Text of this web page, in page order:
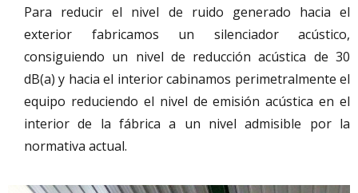
Para reducir el nivel de ruido generado hacia el
exterior fabricamos un silenciador acústico,
consiguiendo un nivel de reducción acústica de 30
dB(a) y hacia el interior cabinamos perimetralmente el
equipo reduciendo el nivel de emisión acústica en el
interior de la fábrica a un nivel admisible por la
normativa actual.